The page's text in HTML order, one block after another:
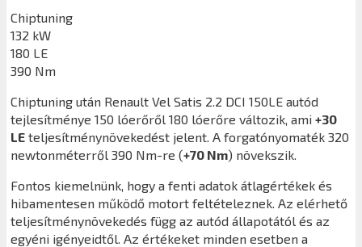
Chiptuning
132 kW
180 LE
390 Nm
Chiptuning után Renault Vel Satis 2.2 DCI 150LE autód
tejlesítménye 150 lóerőről 180 lóerőre változik, ami +30
LE teljesítménynövekedést jelent. A forgatónyomaték 320
newtonméterről 390 Nm-re (+70 Nm) növekszik.
Fontos kiemelnünk, hogy a fenti adatok átlagértékek és
hibamentesen működő motort feltételeznek. Az elérhető
teljesítménynövekedés függ az autód állapotától és az
egyéni igényeidtől. Az értékeket minden esetben a